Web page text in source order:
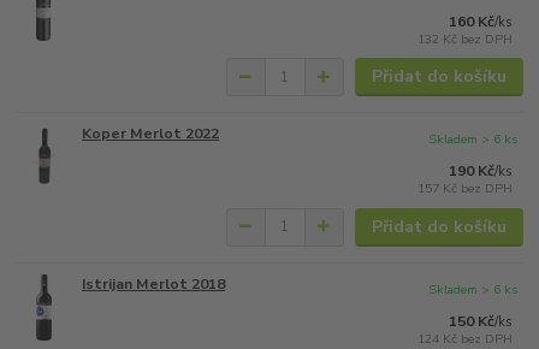
160 Kč/ks
132 Kč bez DPH
Přidat do košíku
Koper Merlot 2022
190 Kč/ks
157 Kč bez DPH
Skladem > 6 ks
Přidat do košíku
Istrijan Merlot 2018
150 Kč/ks
124 Kč bez DPH
Skladem > 6 ks